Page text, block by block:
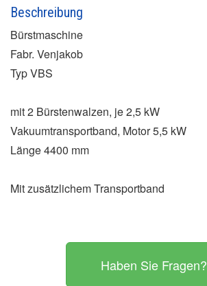
Beschreibung
Bürstmaschine
Fabr. Venjakob
Typ VBS
mit 2 Bürstenwalzen, je 2,5 kW
Vakuumtransportband, Motor 5,5 kW
Länge 4400 mm
Mit zusätzlichem Transportband
Haben Sie Fragen?